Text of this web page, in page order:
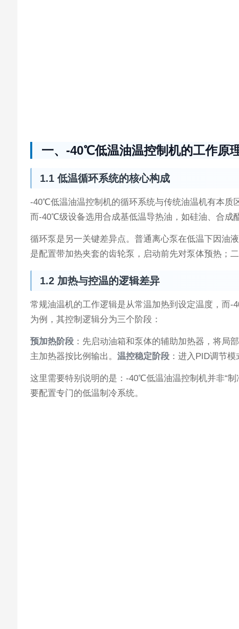
一、-40℃低温油温控制机的工作原
1.1 低温循环系统的核心构成
-40℃低温油温控制机的循环系统与传统油温机有本质
而-40℃级设备选用合成基低温导热油，如硅油、合成
循环泵是另一关键差异点。普通离心泵在低温下因油
是配置带加热夹套的齿轮泵，启动前先对泵体预热；
1.2 加热与控温的逻辑差异
常规油温机的工作逻辑是从常温加热到设定温度，而
为例，其控制逻辑分为三个阶段：
预加热阶段 ：先启动油箱和泵体的辅助加热器，将
主加热器按比例输出。温控稳定阶段 ：进入PID调节
这里需要特别说明的是：-40℃低温油温控制机并非“
要配置专门的低温制冷系统。